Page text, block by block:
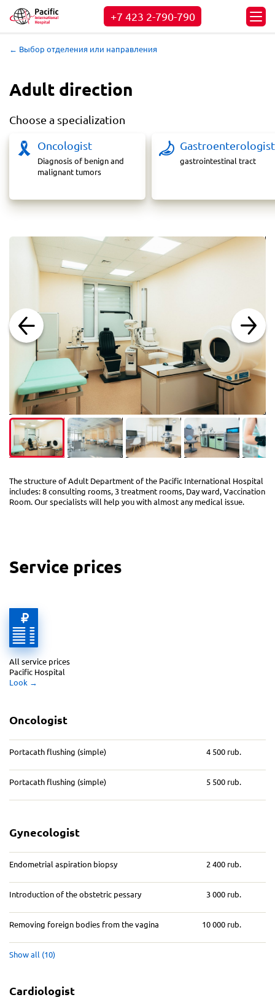
+7 423 2-790-790
← Выбор отделения или направления
Adult direction
Choose a specialization
Oncologist
Diagnosis of benign and
malignant tumors
Gastroenterologist
gastrointestinal tract
The structure of Adult Department of the Pacific International Hospital
includes: 8 consulting rooms, 3 treatment rooms, Day ward, Vaccination
Room. Our specialists will help you with almost any medical issue.
Service prices
Oncologist
Portacath flushing (simple) 4 500 rub.
Portacath flushing (simple) 5 500 rub.
Gynecologist
Endometrial aspiration biopsy 2 400 rub.
Introduction of the obstetric pessary 3 000 rub.
Removing foreign bodies from the vagina 10 000 rub.
Show all (10)
Cardiologist
All service prices
Pacific Hospital
Look →